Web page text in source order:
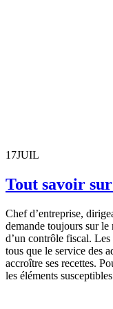
17JUIL
Tout savoir
Chef d’entreprise,
demande toujours sur
d’un contrôle fiscal. Les
tous que le service des
accroître ses recettes.
les éléments